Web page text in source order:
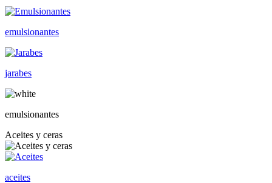
emulsionantes
jarabes
emulsionantes
Aceites y ceras
aceites